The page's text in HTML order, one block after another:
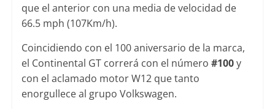
que el anterior con una media de velocidad de
66.5 mph (107Km/h).
Coincidiendo con el 100 aniversario de la marca,
el Continental GT correrá con el número #100y
con el aclamado motor W12 que tanto
enorgullece al grupo Volkswagen.